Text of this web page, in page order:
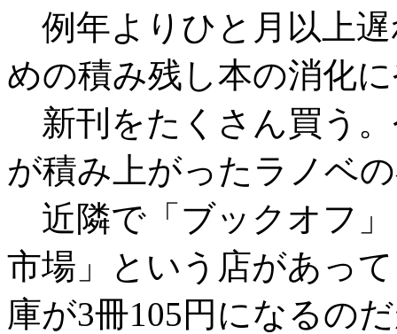
例年よりひと月以上
めの積み残し本の消化
新刊をたくさん買う
が積み上がったラノベ
近隣で「ブックオフ
市場」という店があっ
庫が3冊105円になるの